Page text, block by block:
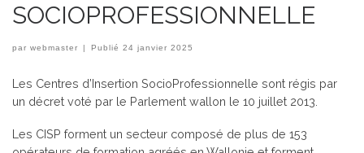
SOCIOPROFESSIONNELLE
par webmaster Publié24 janvier 2025
Les Centres d’Insertion SocioProfessionnelle sont régis par
un décret voté par le Parlement wallon le 10 juillet 2013.
Les CISP forment un secteur composé de plus de 153